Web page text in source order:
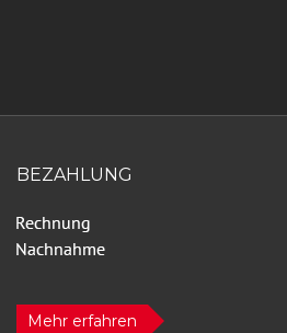
BEZAHLUNG
Mehr erfahren